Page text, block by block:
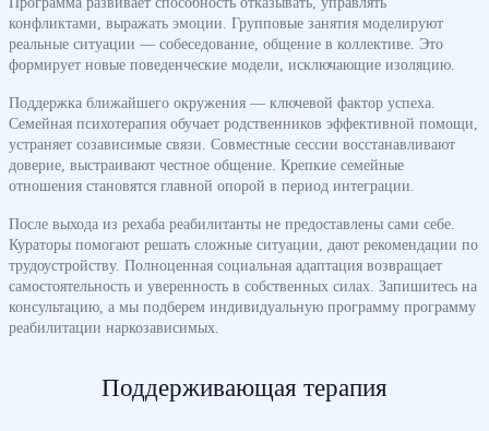
конфликтами, выражать эмоции. Групповые занятия моделируют
реальные ситуации — собеседование, общение в коллективе. Это
формирует новые поведенческие модели, исключающие изоляцию.
Поддержка ближайшего окружения — ключевой фактор успеха.
Семейная психотерапия обучает родственников эффективной помощи,
устраняет созависимые связи. Совместные сессии восстанавливают
доверие, выстраивают честное общение. Крепкие семейные
отношения становятся главной опорой в период интеграции.
После выхода из рехаба реабилитанты не предоставлены сами себе.
Кураторы помогают решать сложные ситуации, дают рекомендации по
трудоустройству. Полноценная социальная адаптация возвращает
самостоятельность и уверенность в собственных силах. Запишитесь на
консультацию, а мы подберем индивидуальную программу программу
реабилитации наркозависимых.
Поддерживающая терапия